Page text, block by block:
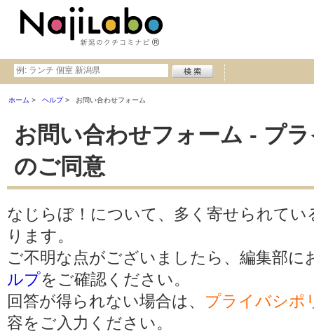
ホーム ヘルプ お問い合わせフォーム
お問い合わせフォーム - プ
のご同意
なじらぼ！について、多く寄せられてい
ります。
ご不明な点がございましたら、編集部
ルプをご確認ください。
回答が得られない場合は、 プライバシポ
容をご入力ください。